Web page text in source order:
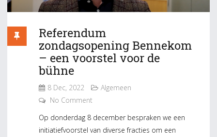
Referendum
zondagsopening Bennekom
– een voorstel voor de
bühne
8 Dec, 2022
Algemeen
No Comment
Op donderdag 8 december bespraken we een
initiatiefvoorstel van diverse fracties om een